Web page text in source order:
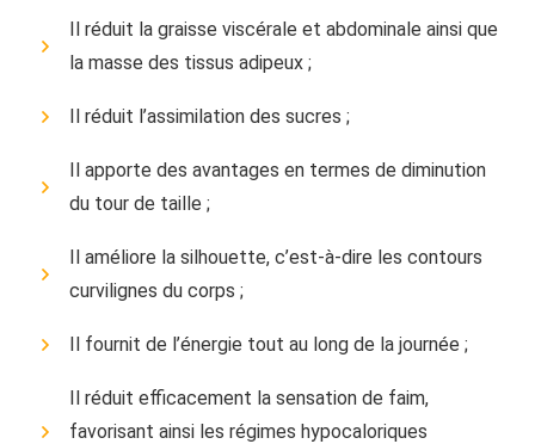
Il réduit la graisse viscérale et abdominale ainsi que
la masse des tissus adipeux ;
Il réduit l’assimilation des sucres ;
Il apporte des avantages en termes de diminution
du tour de taille ;
Il améliore la silhouette, c’est-à-dire les contours
curvilignes du corps ;
Il fournit de l’énergie tout au long de la journée ;
Il réduit efficacement la sensation de faim,
favorisant ainsi les régimes hypocaloriques